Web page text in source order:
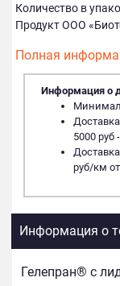
Количество в
Продукт ООО
Полная
Информация о
5000 руб
руб/км
Информация о
Гелепран® c